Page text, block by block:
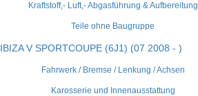
Kraftstoff,- Luft,- Abgasführung & Aufbereitung
Teile ohne Baugruppe
IBIZA V SPORTCOUPE (6J1) (07 2008 - )
Fahrwerk / Bremse / Lenkung / Achsen
Karosserie und Innenausstattung